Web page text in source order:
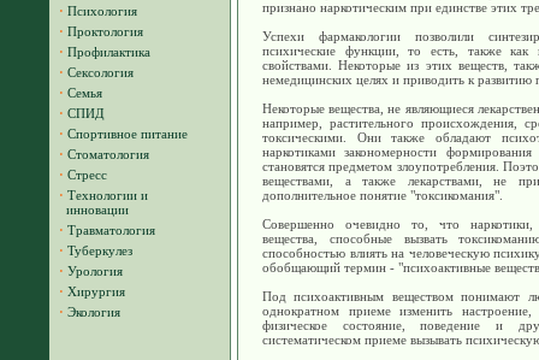
· Психология
· Проктология
· Профилактика
· Сексология
· Семья
· СПИД
· Спортивное питание
· Стоматология
· Стресс
· Технологии и
инновации
· Травматология
· Туберкулез
· Урология
· Хирургия
· Экология
признано наркотическим при единстве этих
Успехи фармакологии позволили
психические функции, то есть, также
свойствами. Некоторые из этих веществ,
немедицинских целях и приводить к развитию
Некоторые вещества, не являющиеся
например, растительного происхождения,
токсическими. Они также обладают
наркотиками закономерности
становятся предметом злоупотребления.
веществами, а также лекарствами, не
дополнительное понятие "токсикомания".
Совершенно очевидно то, что наркотики,
вещества, способные вызвать
способностью влиять на человеческую
обобщающий термин - "психоактивные
Под психоактивным веществом понимают
однократном приеме изменить
физическое состояние, поведение и
систематическом приеме вызывать